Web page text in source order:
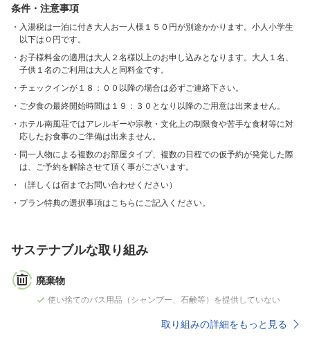
条件・注意事項
入湯税は一泊に付き大人お一人様１５０円が別途かかります。小人小学生
以下は０円です。
お子様料金の適用は大人２名様以上のお申し込みとなります。大人１名、
子供１名のご利用は大人と同料金です。
チェックインが１８：００以降の場合は必ずご連絡下さい。
ご夕食の最終開始時間は１９：３０となり以降のご用意は出来ません。
ホテル南風荘ではアレルギーや宗教・文化上の制限食や苦手な食材等に対
応したお食事のご準備は出来ません。
同一人物による複数のお部屋タイプ、複数の日程での仮予約が発覚した際
は、ご予約を解除させて頂く事がございます。
（詳しくは宿までお問い合わせください）
プラン特典の選択事項はこちらにご記入ください。
サステナブルな取り組み
廃棄物
使い捨てのバス用品（シャンプー、石鹸等）を提供していない
取り組みの詳細をもっと見る